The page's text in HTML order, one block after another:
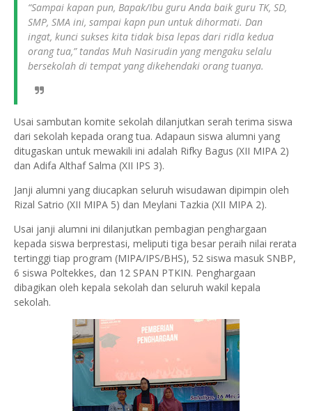
“Sampai kapan pun, Bapak/Ibu guru Anda baik guru TK, SD,
SMP, SMA ini, sampai kapn pun untuk dihormati. Dan
ingat, kunci sukses kita tidak bisa lepas dari ridla kedua
orang tua,” tandas Muh Nasirudin yang mengaku selalu
bersekolah di tempat yang dikehendaki orang tuanya.
Usai sambutan komite sekolah dilanjutkan serah terima siswa
dari sekolah kepada orang tua. Adapaun siswa alumni yang
ditugaskan untuk mewakili ini adalah Rifky Bagus (XII MIPA 2)
dan Adifa Althaf Salma (XII IPS 3).
Janji alumni yang diucapkan seluruh wisudawan dipimpin oleh
Rizal Satrio (XII MIPA 5) dan Meylani Tazkia (XII MIPA 2).
Usai janji alumni ini dilanjutkan pembagian penghargaan
kepada siswa berprestasi, meliputi tiga besar peraih nilai rerata
tertinggi tiap program (MIPA/IPS/BHS), 52 siswa masuk SNBP,
6 siswa Poltekkes, dan 12 SPAN PTKIN. Penghargaan
dibagikan oleh kepala sekolah dan seluruh wakil kepala
sekolah.